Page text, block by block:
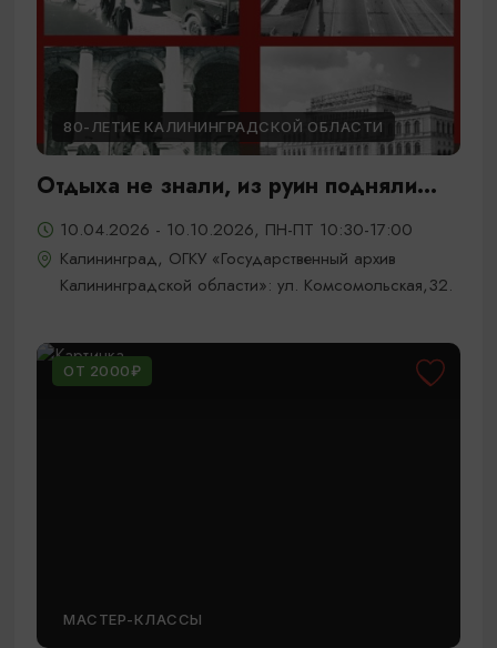
80-ЛЕТИЕ КАЛИНИНГРАДСКОЙ ОБЛАСТИ
Отдыха не знали, из руин подняли...
10.04.2026 - 10.10.2026, ПН-ПТ 10:30-17:00
Калининград, ОГКУ «Государственный архив
Калининградской области»: ул. Комсомольская,32.
ОТ 2000₽
МАСТЕР-КЛАССЫ